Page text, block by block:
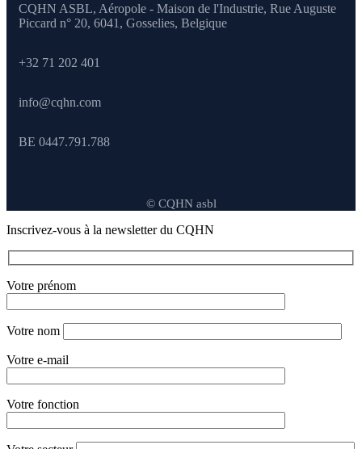
CQHN ASBL, Aéropole - Maison de l'Industrie, Rue Auguste
Piccard n° 20, 6041, Gosselies, Belgique
+32 71 202 401
info@cqhn.com
BE 0447.791.788
© CQHN asbl
Inscrivez-vous à la newsletter du CQHN
Votre prénom
Votre nom
Votre e-mail
Votre fonction